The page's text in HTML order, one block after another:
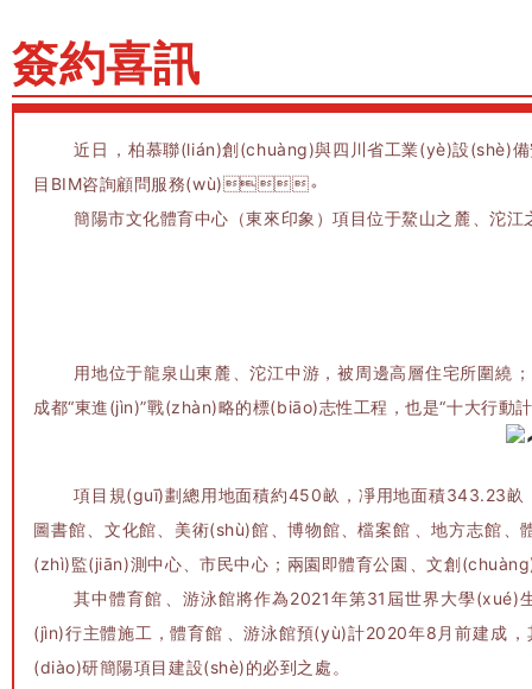
簽約喜訊
近日，柏慕聯(lián)創(chuàng)與四川省工業(yè)設
目BIM咨詢顧問服務(wù)。
簡陽市文化體育中心（東來印象）項目位于鰲山之麓、沱
用地位于龍泉山東麓、沱江中游，被周邊高層住宅所圍繞；東
成都“東進(jìn)”戰(zhàn)略的標(biāo)志性工程，也是“十大行動計
項目規(guī)劃總用地面積約450畝，凈用地面積343.23畝，
圖書館、文化館、美術(shù)館、博物館、檔案館、地方志館
(zhì)監(jiān)測中心、市民中心；兩園即體育公園、文創
其中體育館、游泳館將作為2021年第31屆世界大學
(jìn)行主體施工，體育館、游泳館預(yù)計2020年8月前建成
(diào)研簡陽項目建設(shè)的必到之處。